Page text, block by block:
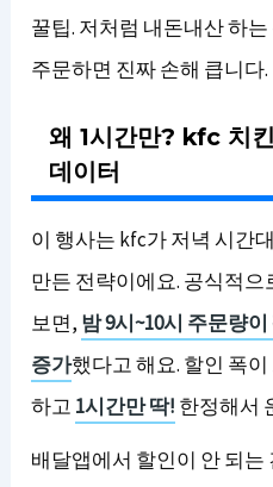
꿀팁. 저처럼 내돈내산 하
주문하면 진짜 손해 큽니다.
왜 1시간만? kfc 치
데이터
이 행사는 kfc가 저녁 시간
만든 전략이에요. 공식적으
보면, 밤 9시~10시 주문량
증가했다고 해요. 할인 폭
하고 1시간만 딱! 한정해서
배달앱에서 할인이 안 되는